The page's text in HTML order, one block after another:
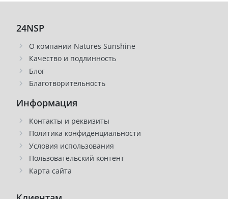
24NSP
О компании Natures Sunshine
Качество и подлинность
Блог
Благотворительность
Информация
Контакты и реквизиты
Политика конфиденциальности
Условия использования
Пользовательский контент
Карта сайта